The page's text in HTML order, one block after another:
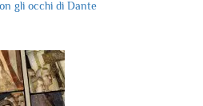
gli occhi di Dante